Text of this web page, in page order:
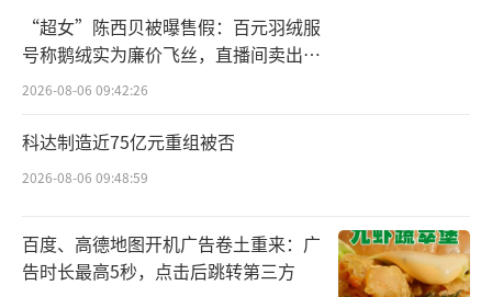
根据公告，此次配售及认购所得款项净额
拟用于核心业务的发展及生态圈布局，包括但
业务及研发投入以及补充流动资金和作一般企
业用途。
资料显示，巨子生物的主要业务包含专业
皮肤护理产品、保健食品两大品类。2022年11
“超女”陈西贝被曝售假：百元羽绒服
号称鹅绒实为廉价飞丝，直播间卖出超
百万元
2026-08-06 09:42:26
科达制造近75亿元重组被否
2026-08-06 09:48:59
百度、高德地图开机广告卷土重来：广
告时长最高5秒，点击后跳转第三方